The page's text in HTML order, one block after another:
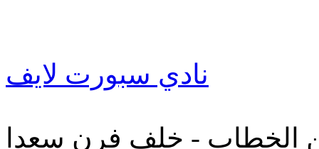
نادي سبورت لايف
الخطاب - خلف فرن سعدا